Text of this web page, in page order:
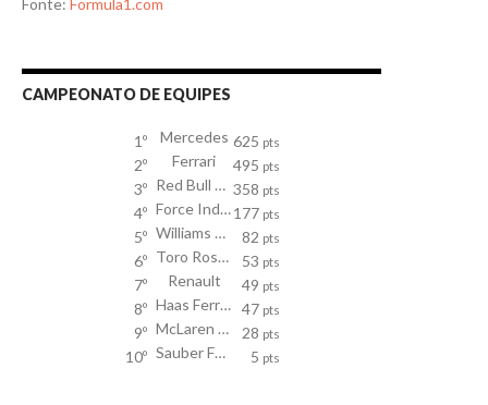
Fonte: Formula1.com
CAMPEONATO DE EQUIPES
1º Mercedes 625 pts
2º Ferrari 495 pts
3º Red Bull Racing TAG Heuer 358 pts
4º Force India Mercedes177 pts
5º Williams Mercedes 82 pts
6º Toro Rosso 53 pts
7º Renault 49 pts
8º Haas Ferrari 47 pts
9º McLaren Honda 28 pts
10º Sauber Ferrari 5 pts